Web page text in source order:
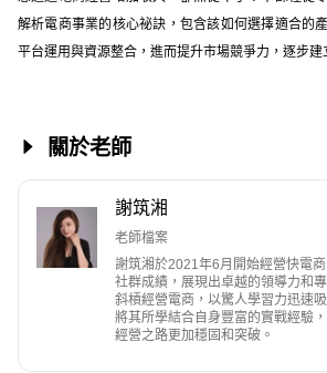
解析電商事業的核心祕訣，包含該如何選擇適合的
平台運用與資源整合，進而提升市場競爭力，逐步建
關於老師
謝筑湘
老師檔案
謝筑湘於2021年6月開始經營快電
社群成績，展現出卓越的領導力和
斜槓經營電商，以驚人學習力迅速
將其所學結合自身豐富的實戰經驗
經營之路更加穩固和突破。